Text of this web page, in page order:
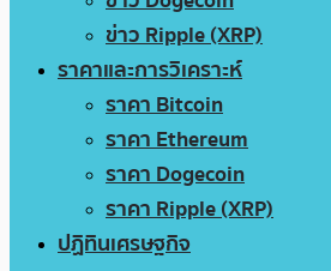
ข่าว Ripple (XRP)
ราคาและการวิเคราะห์
ราคา Bitcoin
ราคา Ethereum
ราคา Dogecoin
ราคา Ripple (XRP)
ปฏิทินเศรษฐกิจ